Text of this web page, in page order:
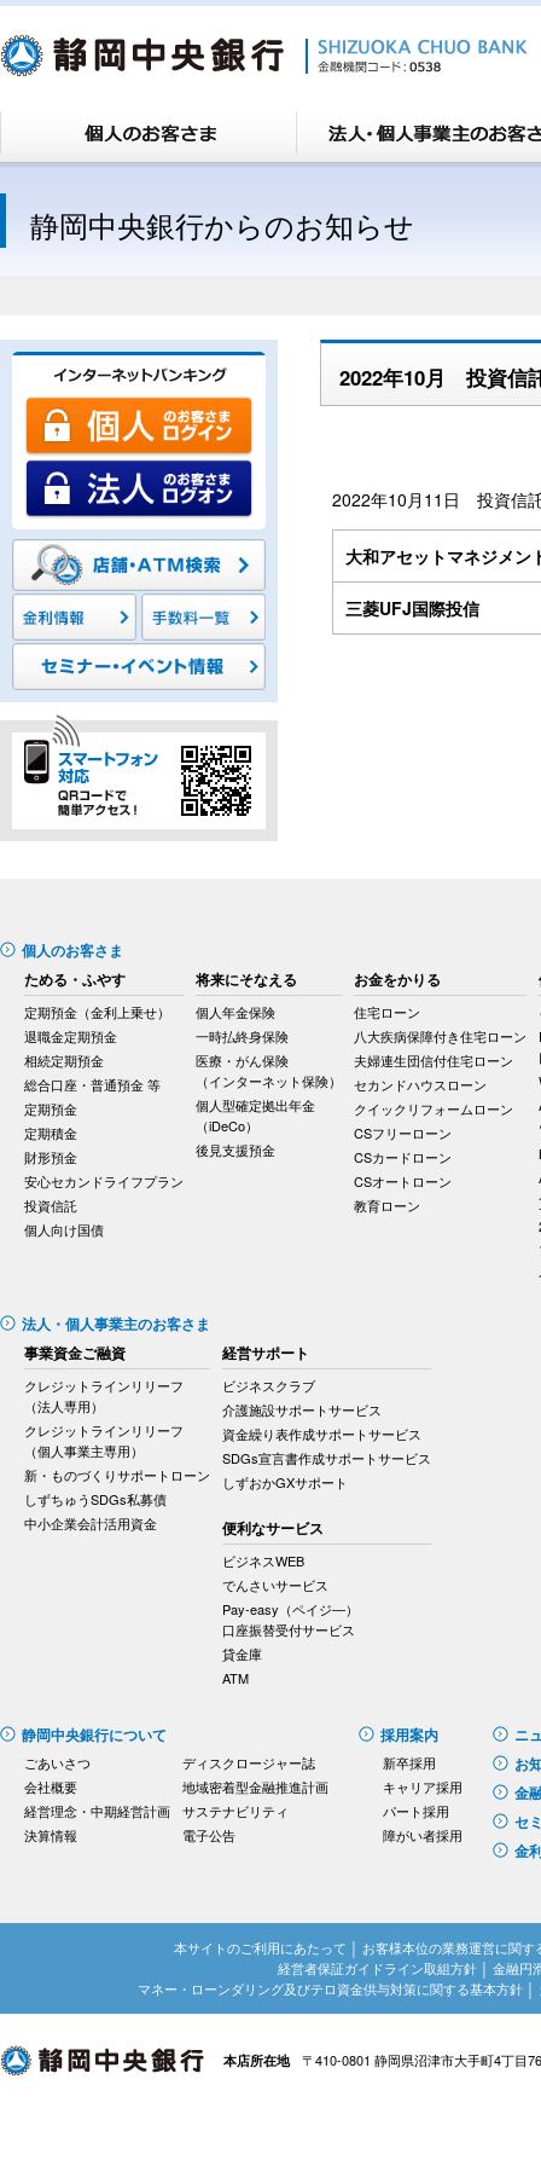
静岡中央銀行からのお知らせ
2022年10月 投資信
2022年10月11日 投資信
大和アセットマネジメン
三菱UFJ国際投信
個人のお客さま
ためる・ふやす
定期預金（金利上乗せ）
退職金定期預金
相続定期預金
総合口座・普通預金 等
定期預金
定期積金
財形預金
安心セカンドライフプラン
投資信託
個人向け国債
将来にそなえる
個人年金保険
一時払終身保険
医療・がん保険
（インターネット保険）
個人型確定拠出年金
（iDeCo）
後見支援預金
お金をかりる
住宅ローン
八大疾病保障付き住宅ローン
夫婦連生団信付住宅ローン
セカンドハウスローン
クイックリフォームローン
CSフリーローン
CSカードローン
CSオートローン
教育ローン
法人・個人事業主のお客さま
事業資金ご融資
クレジットラインリリーフ
（法人専用）
クレジットラインリリーフ
（個人事業主専用）
新・ものづくりサポートローン
しずちゅうSDGs私募債
中小企業会計活用資金
経営サポート
ビジネスクラブ
介護施設サポートサービス
資金繰り表作成サポートサービス
SDGs宣言書作成サポートサービス
しずおかGXサポート
便利なサービス
ビジネスWEB
でんさいサービス
Pay-easy（ペイジ―）
口座振替受付サービス
貸金庫
ATM
静岡中央銀行について
ごあいさつ
会社概要
経営理念・中期経営計画
決算情報
ディスクロージャー誌
地域密着型金融推進計画
サステナビリティ
電子公告
採用案内
新卒採用
キャリア採用
パート採用
障がい者採用
ニ
お
金
セ
金
本サイトのご利用にあたって │ お客様本位の業務運営に関す
経営者保証ガイドライン取組方針│ 金融円
マネー・ローンダリング及びテロ資金供与対策に関する基本方針 │
本店所在地 〒410-0801 静岡県沼津市大手町4丁目